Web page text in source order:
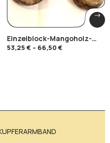
Einzelblock-Mangoholz-
Schalenset
53,25 € – 66,50 €